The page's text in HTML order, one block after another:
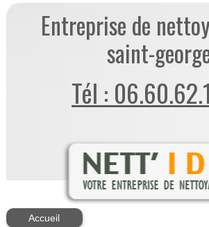
Entreprise de
saint-
Tél :
Accueil